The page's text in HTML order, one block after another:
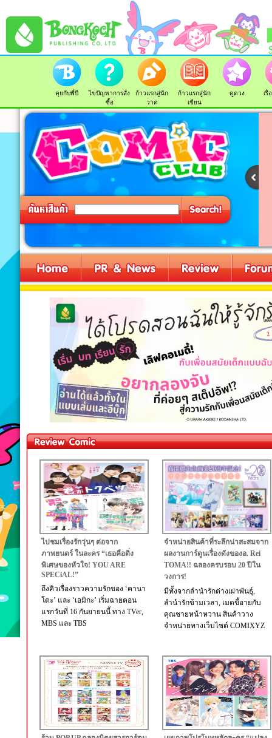
คุยกับพี่บี
ไขปัญหาการสั่ง
ซื้อ
ก้าวแรกสู่นัก
วาด
ก้าวแรกสู่นัก
เขียน
ดูดวง เรื่
ไปชมเรื่องรักวุ่นๆ ต่อจาก
ภาพยนตร์ ในละคร “เธอคือติ่ง
พิเศษของหัวใจ! YOU ARE
SPECiAL!”
ถึงคิวเรื่องราวความรักของ ‘คานา
โตะ’ และ ‘เอมิกะ’ เริ่มฉายตอน
แรกวันที่ 16 กันยายนนี้ ทาง TVer,
MBS และ TBS
จำหน่ายสินค้าที่ระลึกน่าสะสมจาก
ผลงานการ์ตูนเรื่องดังของอ. Rei
TOMA!! ฉลองครบรอบ 20 ปีใน
วงการ!
มีทั้งจากลำนำรักต่างเผ่าพันธุ์,
ลำนำรักข้ามเวลา, เมดขี้อายกับ
คุณชายหน้าหวาน สินค้าวาง
จำหน่ายทางเว็บไซต์ COMIXYZ